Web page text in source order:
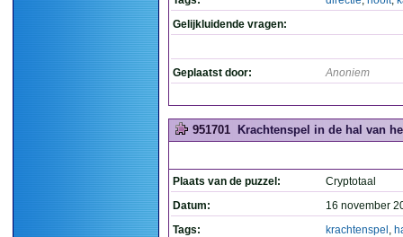
Gelijkluidende vragen:
Geplaatst door: Anoniem
951701 Krachtenspel in de hal van
Plaats van de puzzel:
Cryptotaal
Datum:
16 november
Tags:
krachtenspel ,